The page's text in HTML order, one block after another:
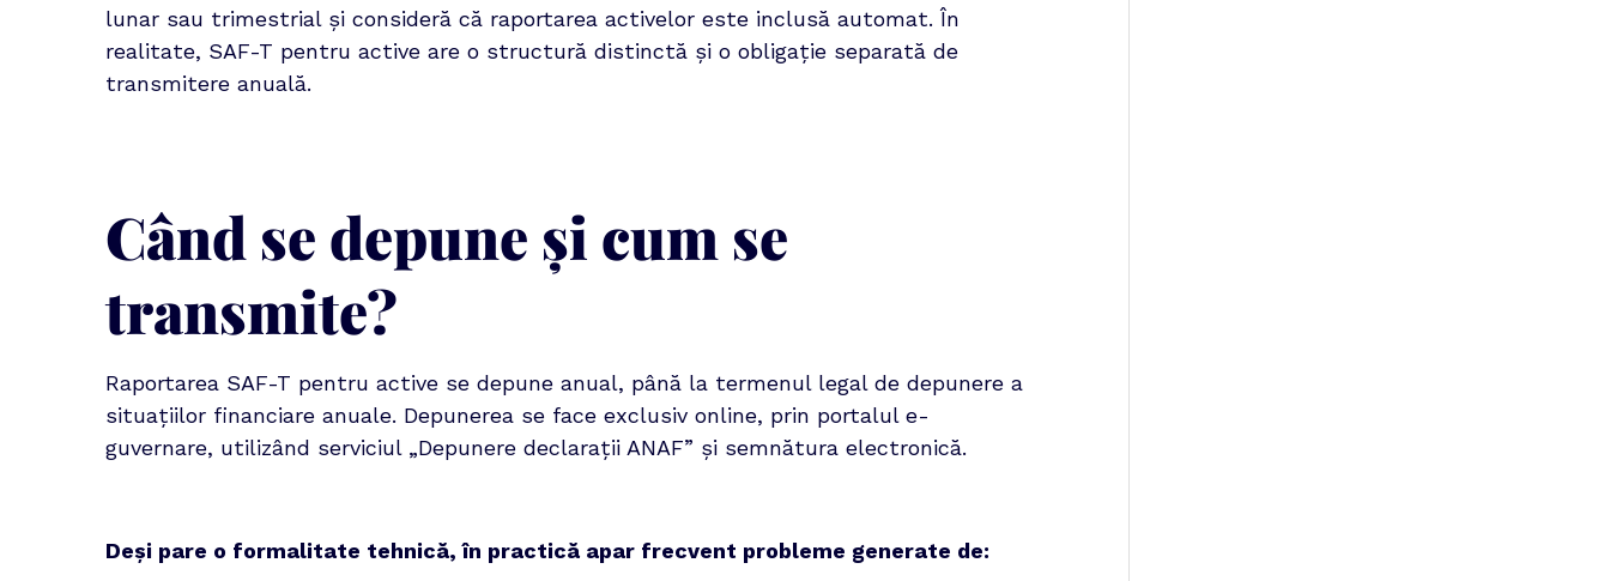
lunar sau trimestrial și consideră că raportarea activelor este inclusă automat. În
realitate, SAF-T pentru active are o structură distinctă și o obligație separată de
transmitere anuală.
Când se depune și cum se
transmite?
Raportarea SAF-T pentru active se depune anual, până la termenul legal de depunere a
situațiilor financiare anuale. Depunerea se face exclusiv online, prin portalul e-
guvernare, utilizând serviciul „Depunere declarații ANAF” și semnătura electronică.
Deși pare o formalitate tehnică, în practică apar frecvent probleme generate de: